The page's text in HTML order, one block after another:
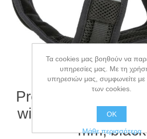
Premium
wide fit, XS–S:
mm, black
Τα cookies μας βοηθούν να
υπηρεσίες μας. Με τη
υπηρεσιών μας, συμφωνείτε
των cookies.
ΟΚ
Μάθε περισσότερα